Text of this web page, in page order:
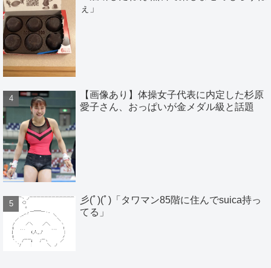
ぇ」
【画像あり】体操女子代表に内定した杉原
愛子さん、おっぱいが金メダル級と話題
彡(ﾟ)(ﾟ)「タワマン85階に住んでsuica持っ
てる」